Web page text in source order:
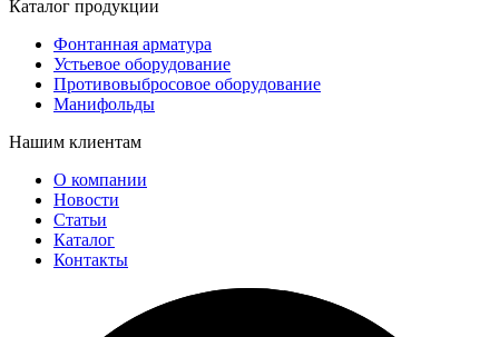
Каталог продукции
Фонтанная арматура
Устьевое оборудование
Противовыбросовое оборудование
Манифольды
Нашим клиентам
О компании
Новости
Статьи
Каталог
Контакты